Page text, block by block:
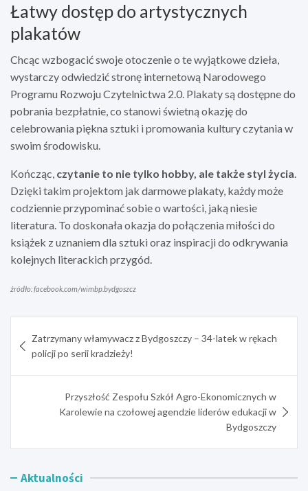
Łatwy dostęp do artystycznych
plakatów
Chcąc wzbogacić swoje otoczenie o te wyjątkowe dzieła,
wystarczy odwiedzić stronę internetową Narodowego
Programu Rozwoju Czytelnictwa 2.0. Plakaty są dostępne do
pobrania bezpłatnie, co stanowi świetną okazję do
celebrowania piękna sztuki i promowania kultury czytania w
swoim środowisku.
Kończąc, czytanie to nie tylko hobby, ale także styl życia
Dzięki takim projektom jak darmowe plakaty, każdy może
codziennie przypominać sobie o wartości, jaką niesie
literatura. To doskonała okazja do połączenia miłości do
książek z uznaniem dla sztuki oraz inspiracji do odkrywania
kolejnych literackich przygód.
źródło: facebook.com/wimbp.bydgoszcz
wpisu
Zatrzymany włamywacz z Bydgoszczy – 34-latek w rękach
policji po serii kradzieży!
Przyszłość Zespołu Szkół Agro-Ekonomicznych w
Karolewie na czołowej agendzie liderów edukacji w
Bydgoszczy
Aktualności